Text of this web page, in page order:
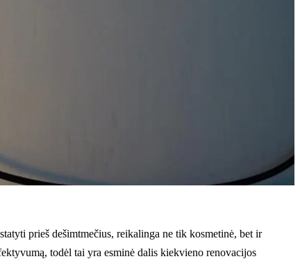
prieš dešimtmečius, reikalinga ne tik kosmetinė, bet ir
todėl tai yra esminė dalis kiekvieno renovacijos